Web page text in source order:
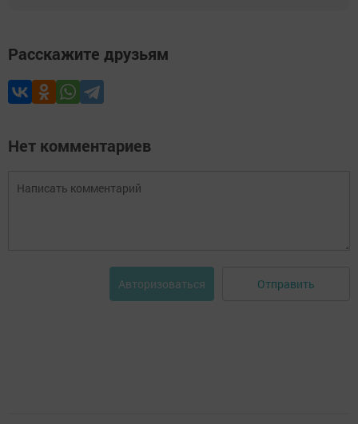
Расскажите друзьям
Нет комментариев
Авторизоваться Отправить